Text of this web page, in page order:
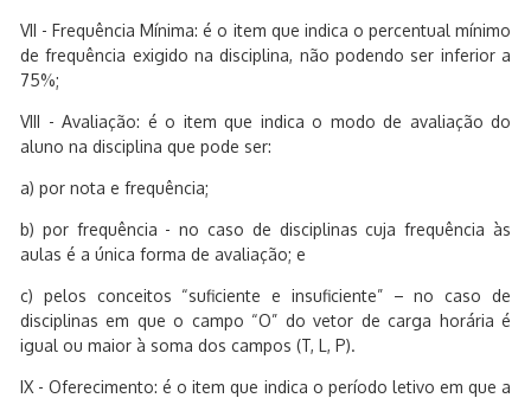
VII - Frequência Mínima: é o item que indica o percentual mínimo
de frequência exigido na disciplina, não podendo ser inferior a
75%;
VIII - Avaliação: é o item que indica o modo de avaliação do
aluno na disciplina que pode ser:
a) por nota e frequência;
b) por frequência - no caso de disciplinas cuja frequência às
aulas é a única forma de avaliação; e
c) pelos conceitos “suficiente e insuficiente” – no caso de
disciplinas em que o campo “O” do vetor de carga horária é
igual ou maior à soma dos campos (T, L, P).
IX - Oferecimento: é o item que indica o período letivo em que a